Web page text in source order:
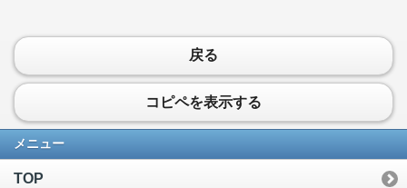
戻る
コピペを表示する
メニュー
TOP